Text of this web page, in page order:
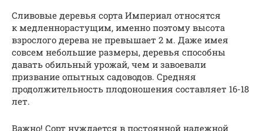
Сливовые деревья сорта Империал относятся
к медленнорастущим, именно поэтому высота
взрослого дерева не превышает 2 м. Даже имея
совсем небольшие размеры, деревья способны
давать обильный урожай, чем и завоевали
призвание опытных садоводов. Средняя
продолжительность плодоношения составляет 16-18
лет.
Важно! Сорт нуждается в постоянной надежной